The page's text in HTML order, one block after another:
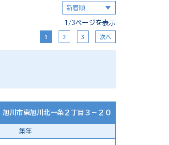
1/3ページを表示
1 2 3 次へ
旭川市東旭川北一条２丁目３－２０
築年